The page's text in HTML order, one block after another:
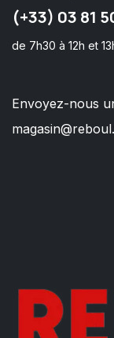
(+33) 03 81
de 7h30 à 12h et
Envoyez-nous